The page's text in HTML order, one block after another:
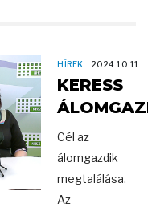
HÍREK 2024.10.11
KERESS
Cél az
álomgazdik
megtalálása.
Az